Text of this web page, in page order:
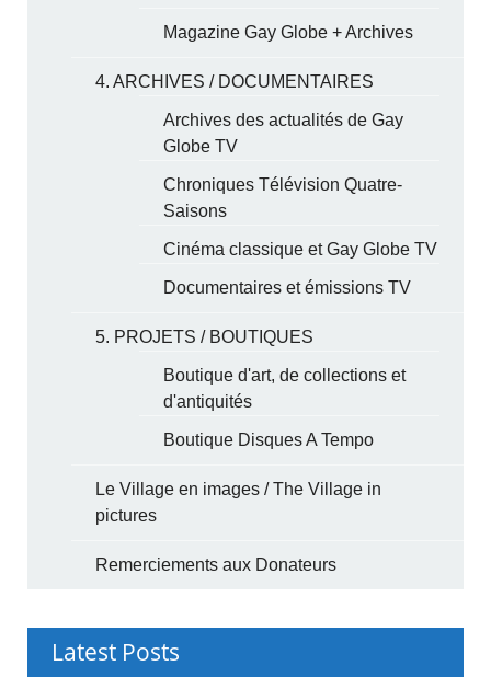
Magazine Gay Globe + Archives
4. ARCHIVES / DOCUMENTAIRES
Archives des actualités de Gay
Globe TV
Chroniques Télévision Quatre-
Saisons
Cinéma classique et Gay Globe TV
Documentaires et émissions TV
5. PROJETS / BOUTIQUES
Boutique d'art, de collections et
d'antiquités
Boutique Disques A Tempo
Le Village en images / The Village in
pictures
Remerciements aux Donateurs
Latest Posts